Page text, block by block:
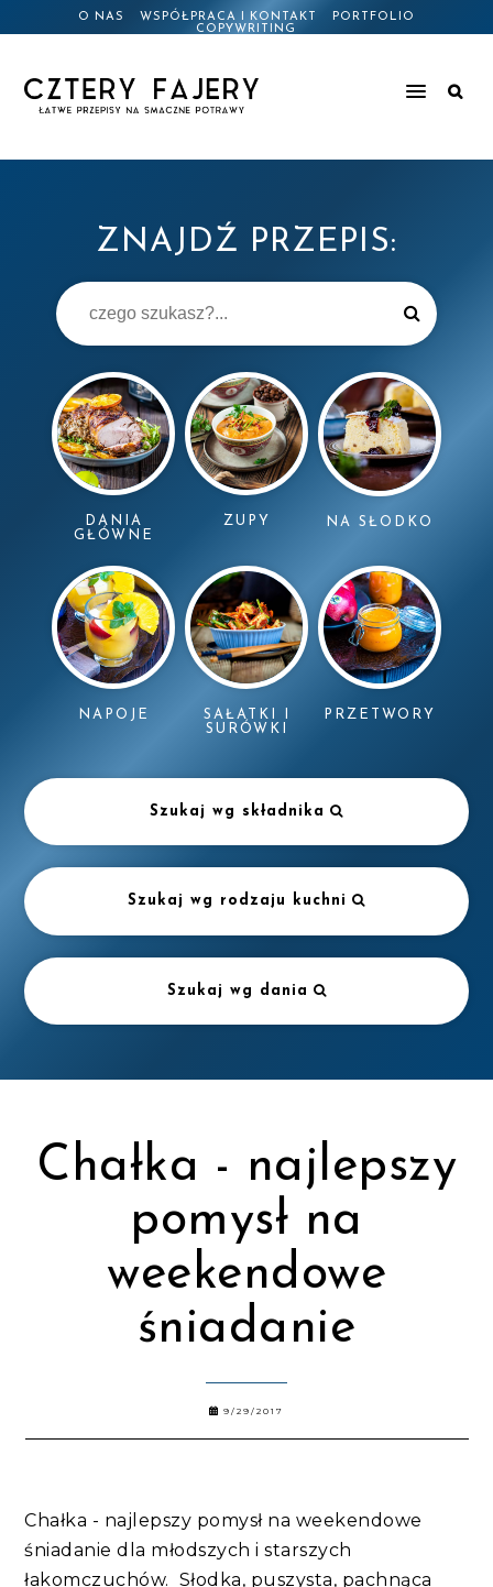
O NAS WSPÓŁPRACA I KONTAKT
PORTFOLIO
COPYWRITING
ZNAJDŹ PRZEPIS:
DANIA
GŁÓWNE
ZUPY NA SŁODKO
NAPOJE
SAŁATKI I
SURÓWKI
PRZETWORY
Szukaj wg składnika
Szukaj wg rodzaju kuchni
Szukaj wg dania
Chałka - najlepszy
pomysł na
weekendowe
śniadanie
9/29/2017
Chałka - najlepszy pomysł na weekendowe
śniadanie dla młodszych i starszych
łakomczuchów. Słodka, puszysta, pachnąca